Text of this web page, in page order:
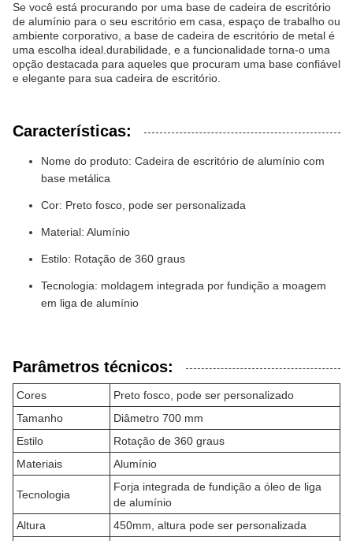
Se você está procurando por uma base de cadeira de escritório
de alumínio para o seu escritório em casa, espaço de trabalho ou
ambiente corporativo, a base de cadeira de escritório de metal é
uma escolha ideal.durabilidade, e a funcionalidade torna-o uma
opção destacada para aqueles que procuram uma base confiável
e elegante para sua cadeira de escritório.
Características:
Nome do produto: Cadeira de escritório de alumínio com
base metálica
Cor: Preto fosco, pode ser personalizada
Material: Alumínio
Estilo: Rotação de 360 graus
Tecnologia: moldagem integrada por fundição a moagem
em liga de alumínio
Parâmetros técnicos:
Cores
Preto fosco, pode ser personalizado
Tamanho
Diâmetro 700 mm
Estilo
Rotação de 360 graus
Materiais
Alumínio
Tecnologia
Forja integrada de fundição a óleo de liga
de alumínio
Altura
450mm, altura pode ser personalizada